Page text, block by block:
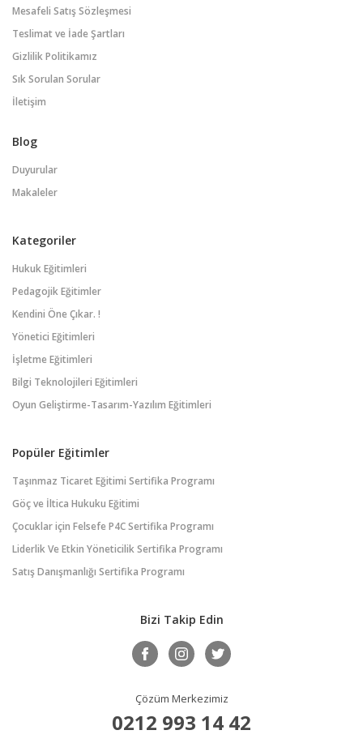
Mesafeli Satış Sözleşmesi
Teslimat ve İade Şartları
Gizlilik Politikamız
Sık Sorulan Sorular
İletişim
Blog
Duyurular
Makaleler
Kategoriler
Hukuk Eğitimleri
Pedagojik Eğitimler
Kendini Öne Çıkar. !
Yönetici Eğitimleri
İşletme Eğitimleri
Bilgi Teknolojileri Eğitimleri
Oyun Geliştirme-Tasarım-Yazılım Eğitimleri
Popüler Eğitimler
Taşınmaz Ticaret Eğitimi Sertifika Programı
Göç ve İltica Hukuku Eğitimi
Çocuklar için Felsefe P4C Sertifika Programı
Liderlik Ve Etkin Yöneticilik Sertifika Programı
Satış Danışmanlığı Sertifika Programı
Bizi Takip Edin
Çözüm Merkezimiz
0212 993 14 42